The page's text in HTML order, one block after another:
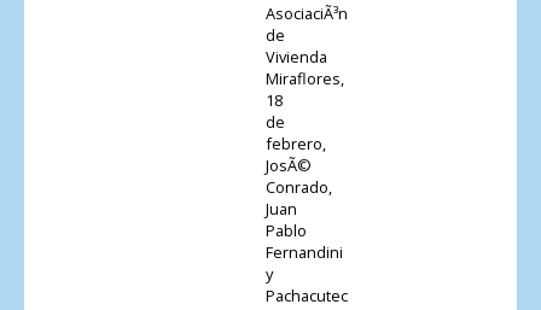
AsociaciÃ³n
de
Vivienda
Miraflores,
18
de
febrero,
JosÃ©
Conrado,
Juan
Pablo
Fernandini
y
Pachacutec